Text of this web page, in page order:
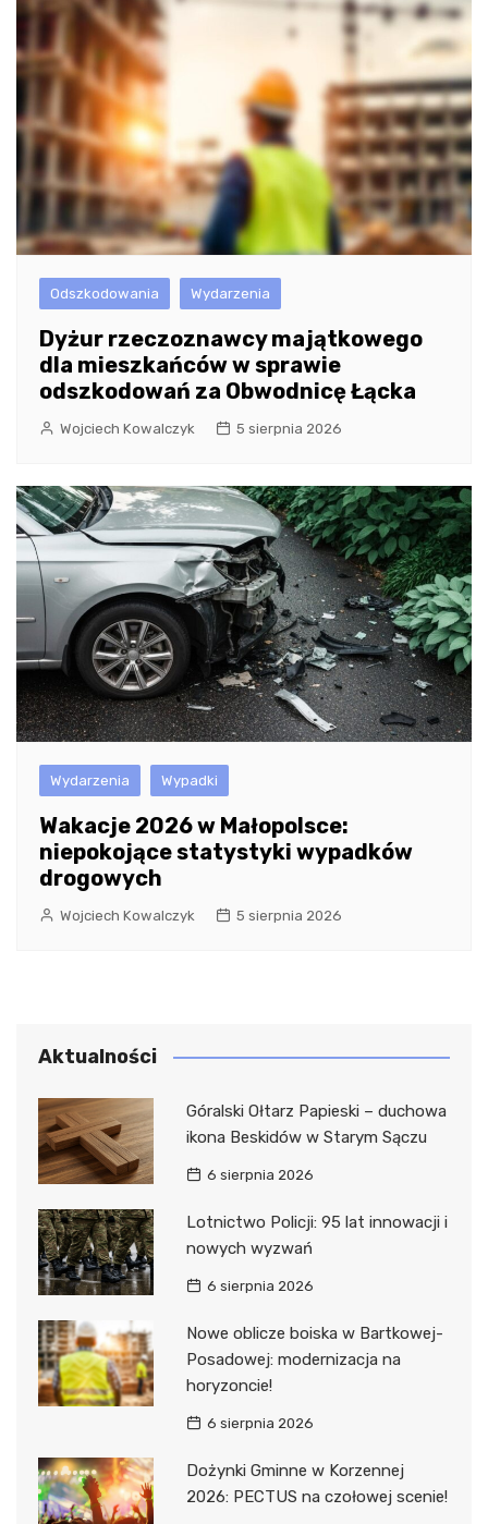
Odszkodowania Wydarzenia
Dyżur rzeczoznawcy majątkowego
dla mieszkańców w sprawie
odszkodowań za Obwodnicę Łącka
Wojciech Kowalczyk 5 sierpnia 2026
Wydarzenia Wypadki
Wakacje 2026 w Małopolsce:
niepokojące statystyki wypadków
drogowych
Wojciech Kowalczyk 5 sierpnia 2026
Aktualności
Góralski Ołtarz Papieski – duchowa
ikona Beskidów w Starym Sączu
6 sierpnia 2026
Lotnictwo Policji: 95 lat innowacji i
nowych wyzwań
6 sierpnia 2026
Nowe oblicze boiska w Bartkowej-
Posadowej: modernizacja na
horyzoncie!
6 sierpnia 2026
Dożynki Gminne w Korzennej
2026: PECTUS na czołowej scenie!